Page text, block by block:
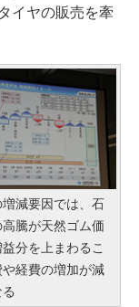
イヤの販売を牽
減要因では、石
騰が天然ゴム価
分を上まわるこ
や経費の増加が減